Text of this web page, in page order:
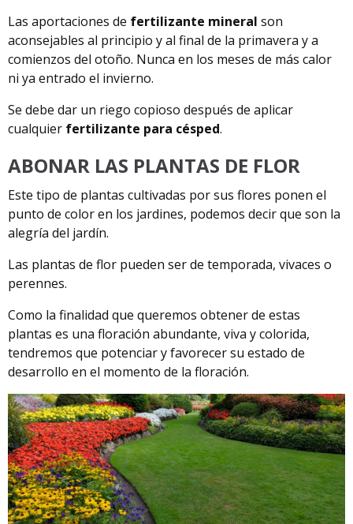
Las aportaciones de fertilizante mineral son
aconsejables al principio y al final de la primavera y a
comienzos del otoño. Nunca en los meses de más calor
ni ya entrado el invierno.
Se debe dar un riego copioso después de aplicar
cualquier fertilizante para césped.
ABONAR LAS PLANTAS DE FLOR
Este tipo de plantas cultivadas por sus flores ponen el
punto de color en los jardines, podemos decir que son la
alegría del jardín.
Las plantas de flor pueden ser de temporada, vivaces o
perennes.
Como la finalidad que queremos obtener de estas
plantas es una floración abundante, viva y colorida,
tendremos que potenciar y favorecer su estado de
desarrollo en el momento de la floración.